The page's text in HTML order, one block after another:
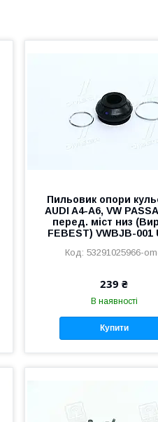
Пильовик опори
AUDI A4-A6, VW
перед. міст низ
FEBEST) VWBJB-001
53291025966-
239 ₴
В наявності
Купити